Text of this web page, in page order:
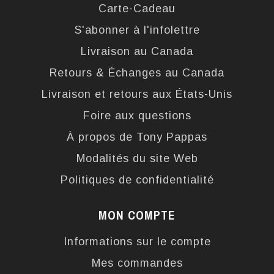
Carte-Cadeau
S'abonner à l'infolettre
Livraison au Canada
Retours & Échanges au Canada
Livraison et retours aux États-Unis
Foire aux questions
À propos de Tony Pappas
Modalités du site Web
Politiques de confidentialité
MON COMPTE
Informations sur le compte
Mes commandes